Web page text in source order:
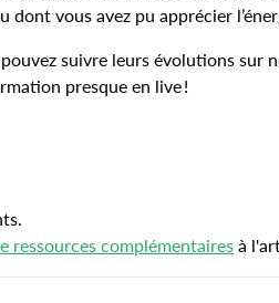
dont vous avez pu apprécier
suivre leurs évolutions sur
presque en live !
ressources complémentaires à